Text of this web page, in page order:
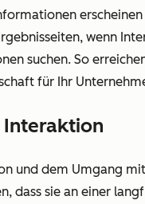
wenn
suchen. So
für Ihr
Interaktion
und dem Umgang
dass sie an einer